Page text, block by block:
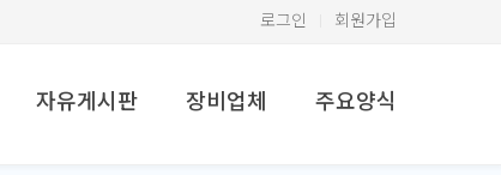
로그인 회원가입
자유게시판 장비업체 주요양식